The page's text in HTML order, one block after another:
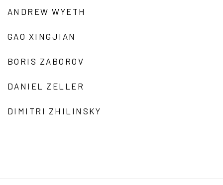
ANDREW WYETH
GAO XINGJIAN
BORIS ZABOROV
DANIEL ZELLER
DIMITRI ZHILINSKY